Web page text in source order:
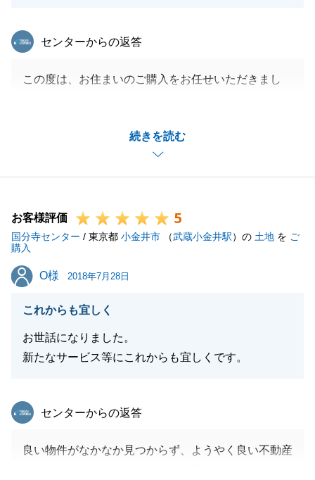
続きを読む
東急リバブル
センターからの返答
この度は、お住まいのご購入をお任せいただきまし
中で、信頼していただき弊社をお選びいただきました
こと、お礼申し上げます。
そろそろ、ご購入いただきましたお住まいのリフォー
かと存じます。
お住まいになる中で、何かご不明点やご要望、お手伝
いできることがありましたら、ぜひお気軽にご連絡を
いただければ幸いです。
ことを楽しみにしております。
お客様からのお褒めの言葉が一番のやりがいです。
今後とも、どうぞよろしくお願いいたします。
閉じる
お客様評価 5
国分寺センター / 東京都 小金井市 （武蔵小金井駅）の 土地 を ご
購入
O様
O様 2018年7月28日
これからも宜しく
お世話になりました。
新たなサービス等にこれからも宜しくです。
東急リバブル
センターからの返答
良い物件がなかなか見つからず、ようやく良い不動産